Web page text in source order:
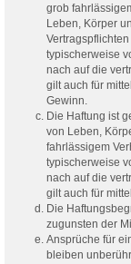
grob
Leben, Körper
typischerweise
nach auf die
gilt auch für
Gewinn.
Die Haftung ist
von Leben,
fahrlässigem
typischerweise
nach auf die
gilt auch für
Die
zugunsten der
Ansprüche für
bleiben